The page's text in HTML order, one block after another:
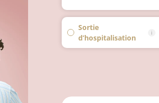
Sortie
d’hospitalisation